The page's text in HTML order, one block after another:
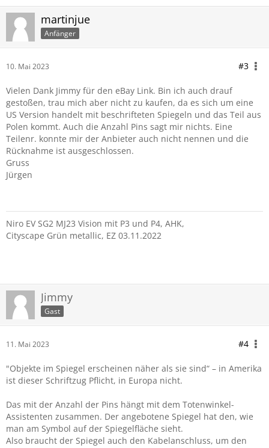
martinjue
Anfänger
10. Mai 2023 #3
Vielen Dank Jimmy für den eBay Link. Bin ich auch drauf
gestoßen, trau mich aber nicht zu kaufen, da es sich um eine
US Version handelt mit beschrifteten Spiegeln und das Teil aus
Polen kommt. Auch die Anzahl Pins sagt mir nichts. Eine
Teilenr. konnte mir der Anbieter auch nicht nennen und die
Rücknahme ist ausgeschlossen.
Gruss
Jürgen
Niro EV SG2 MJ23 Vision mit P3 und P4, AHK,
Cityscape Grün metallic, EZ 03.11.2022
Jimmy
Gast
11. Mai 2023 #4
"Objekte im Spiegel erscheinen näher als sie sind“ – in Amerika
ist dieser Schriftzug Pflicht, in Europa nicht.
Das mit der Anzahl der Pins hängt mit dem Totenwinkel-
Assistenten zusammen. Der angebotene Spiegel hat den, wie
man am Symbol auf der Spiegelfläche sieht.
Also braucht der Spiegel auch den Kabelanschluss, um den